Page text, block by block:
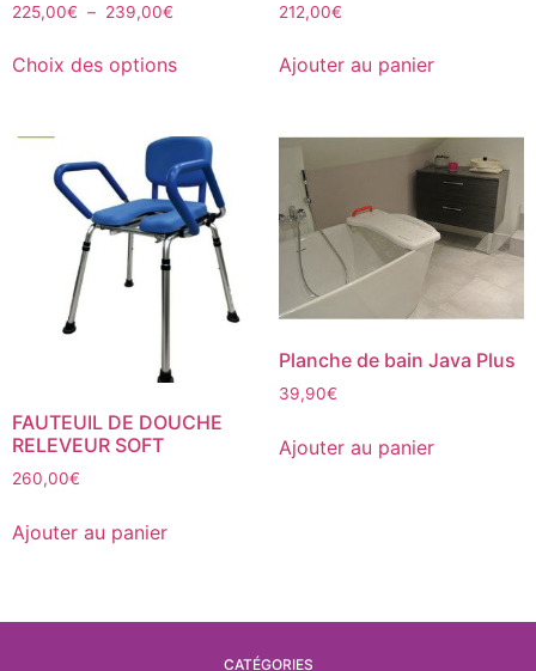
225,00€ – 239,00€
Choix des options
212,00€
Ajouter au panier
FAUTEUIL DE DOUCHE
RELEVEUR SOFT
260,00€
Ajouter au panier
Planche de bain Java Plus
39,90€
Ajouter au panier
CATÉGORIES